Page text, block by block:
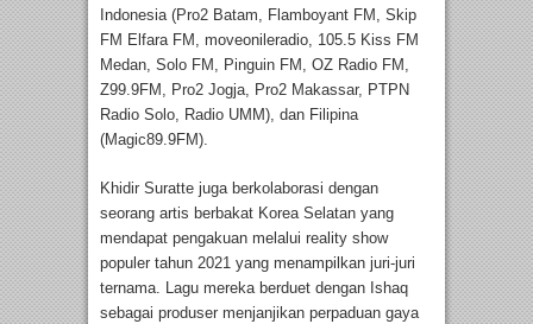
Indonesia (Pro2 Batam, Flamboyant FM, Skip
FM Elfara FM, moveonileradio, 105.5 Kiss FM
Medan, Solo FM, Pinguin FM, OZ Radio FM,
Z99.9FM, Pro2 Jogja, Pro2 Makassar, PTPN
Radio Solo, Radio UMM), dan Filipina
(Magic89.9FM).
Khidir Suratte juga berkolaborasi dengan
seorang artis berbakat Korea Selatan yang
mendapat pengakuan melalui reality show
populer tahun 2021 yang menampilkan juri-juri
ternama. Lagu mereka berduet dengan Ishaq
sebagai produser menjanjikan perpaduan gaya